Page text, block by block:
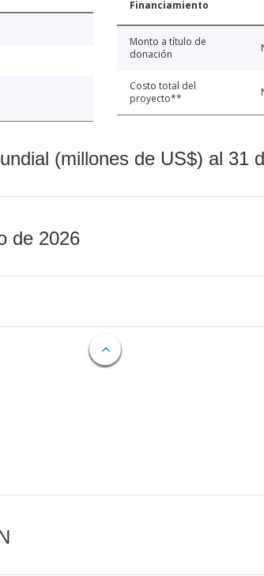
Financiamiento
Monto a título de
donación
Costo total del
proyecto**
(millones de US$) al 31
de 2026